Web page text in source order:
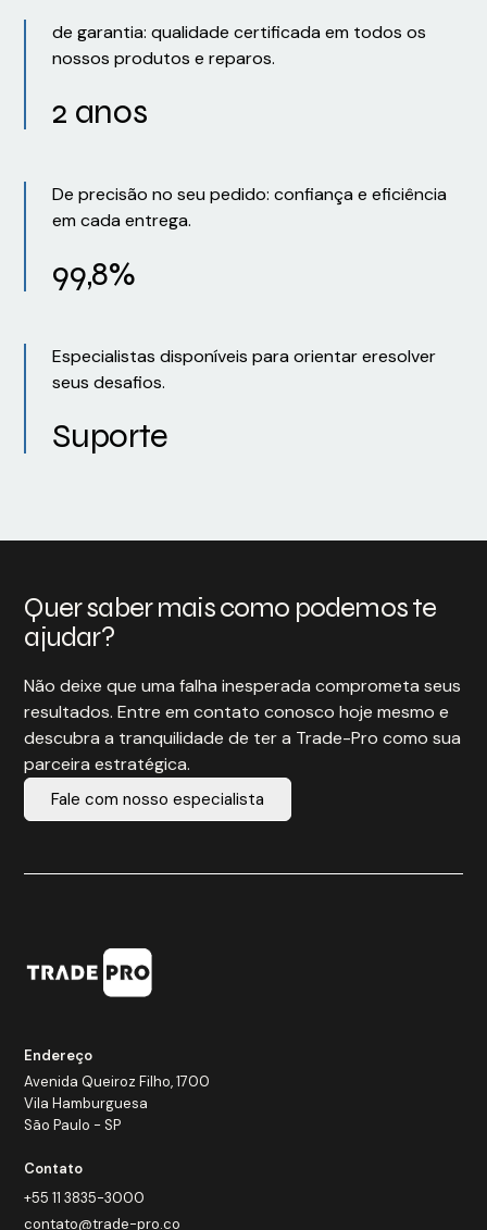
de garantia: qualidade certificada em todos os
nossos produtos e reparos.
2 anos
De precisão no seu pedido: confiança e eficiência
em cada entrega.
99,8%
Especialistas disponíveis para orientar eresolver
seus desafios.
Suporte
Quer saber mais como podemos te
ajudar?
Não deixe que uma falha inesperada comprometa seus
resultados. Entre em contato conosco hoje mesmo e
descubra a tranquilidade de ter a Trade-Pro como sua
parceira estratégica.
Fale com nosso especialista
Endereço
Avenida Queiroz Filho, 1700
Vila Hamburguesa
São Paulo - SP
Contato
+55 11 3835-3000
contato@trade-pro.co